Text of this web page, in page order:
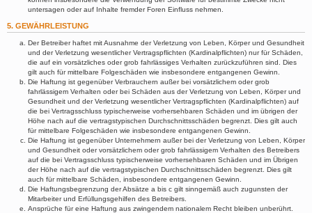
untersagen oder auf Inhalte fremder Foren Einfluss nehmen.
5. GEWÄHRLEISTUNG
Der Betreiber haftet mit Ausnahme der Verletzung von Leben, Körper und Gesundheit
und der Verletzung wesentlicher Vertragspflichten (Kardinalpflichten) nur für Schäden,
die auf ein vorsätzliches oder grob fahrlässiges Verhalten zurückzuführen sind. Dies
gilt auch für mittelbare Folgeschäden wie insbesondere entgangenen Gewinn.
Die Haftung ist gegenüber Verbrauchern außer bei vorsätzlichem oder grob
fahrlässigem Verhalten oder bei Schäden aus der Verletzung von Leben, Körper und
Gesundheit und der Verletzung wesentlicher Vertragspflichten (Kardinalpflichten) auf
die bei Vertragsschluss typischerweise vorhersehbaren Schäden und im übrigen der
Höhe nach auf die vertragstypischen Durchschnittsschäden begrenzt. Dies gilt auch
für mittelbare Folgeschäden wie insbesondere entgangenen Gewinn.
Die Haftung ist gegenüber Unternehmern außer bei der Verletzung von Leben, Körper
und Gesundheit oder vorsätzlichem oder grob fahrlässigem Verhalten des Betreibers
auf die bei Vertragsschluss typischerweise vorhersehbaren Schäden und im Übrigen
der Höhe nach auf die vertragstypischen Durchschnittsschäden begrenzt. Dies gilt
auch für mittelbare Schäden, insbesondere entgangenen Gewinn.
Die Haftungsbegrenzung der Absätze a bis c gilt sinngemäß auch zugunsten der
Mitarbeiter und Erfüllungsgehilfen des Betreibers.
Ansprüche für eine Haftung aus zwingendem nationalem Recht bleiben unberührt.